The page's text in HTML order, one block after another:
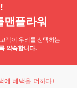
맨플라워
객이 우리를 선택하는
약속합니다.
에 혜택을 더하다+